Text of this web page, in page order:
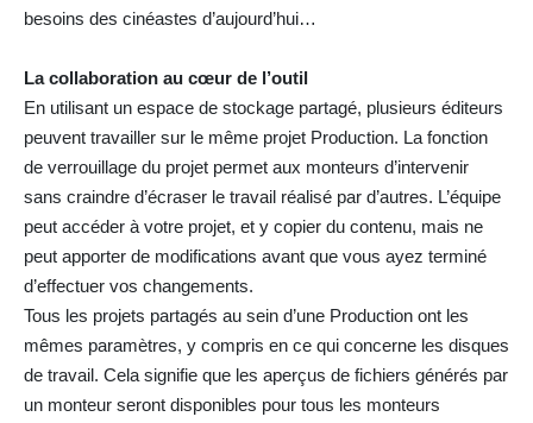
besoins des cinéastes d’aujourd’hui…
La collaboration au cœur de l’outil
En utilisant un espace de stockage partagé, plusieurs éditeurs
peuvent travailler sur le même projet Production. La fonction
de verrouillage du projet permet aux monteurs d’intervenir
sans craindre d’écraser le travail réalisé par d’autres. L’équipe
peut accéder à votre projet, et y copier du contenu, mais ne
peut apporter de modifications avant que vous ayez terminé
d’effectuer vos changements.
Tous les projets partagés au sein d’une Production ont les
mêmes paramètres, y compris en ce qui concerne les disques
de travail. Cela signifie que les aperçus de fichiers générés par
un monteur seront disponibles pour tous les monteurs